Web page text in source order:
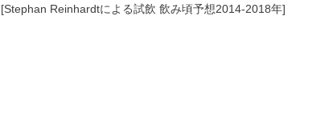
[Stephan Reinhardtによる試飲 飲み頃予想2014-2018年]